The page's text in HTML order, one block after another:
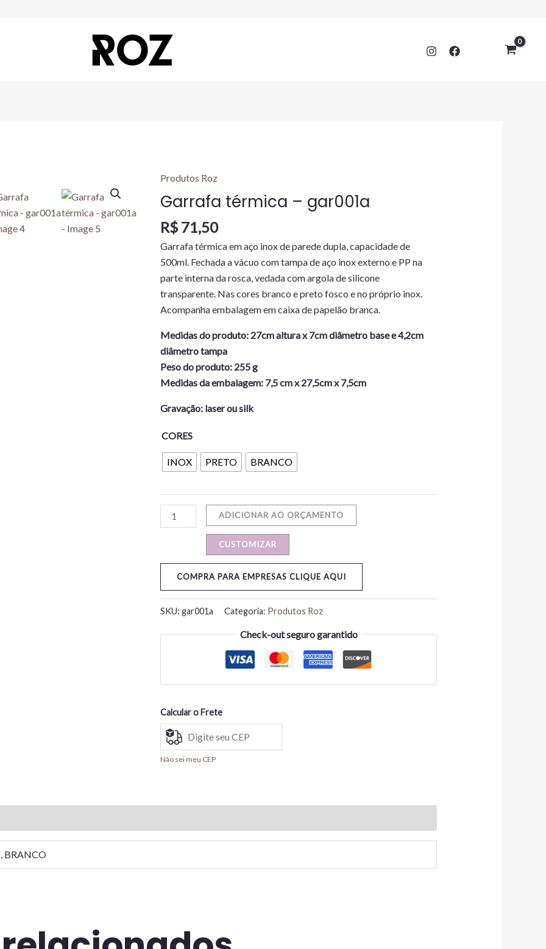
Produtos Roz
Garrafa térmica – gar001a
R$ 71,50
Garrafa térmica em aço inox de parede dupla, capacidade de
500ml. Fechada a vácuo com tampa de aço inox externo e PP na
parte interna da rosca, vedada com argola de silicone
transparente. Nas cores branco e preto fosco e no próprio inox.
Acompanha embalagem em caixa de papelão branca.
Medidas do produto: 27cm altura x 7cm diâmetro base e 4,2cm
diâmetro tampa
Peso do produto: 255 g
Medidas da embalagem: 7,5 cm x 27,5cm x 7,5cm
Gravação: laser ou silk
CORES
INOX PRETO BRANCO
Garrafa
térmica
gar001a
quantidade
ADICIONAR AO ORÇAMENTO
CUSTOMIZAR
COMPRA PARA EMPRESAS CLIQUE AQUI
SKU:gar001a Categoria: Produtos Roz
Check-out seguro garantido
Calcular o Frete
Não sei meu CEP
BRANCO